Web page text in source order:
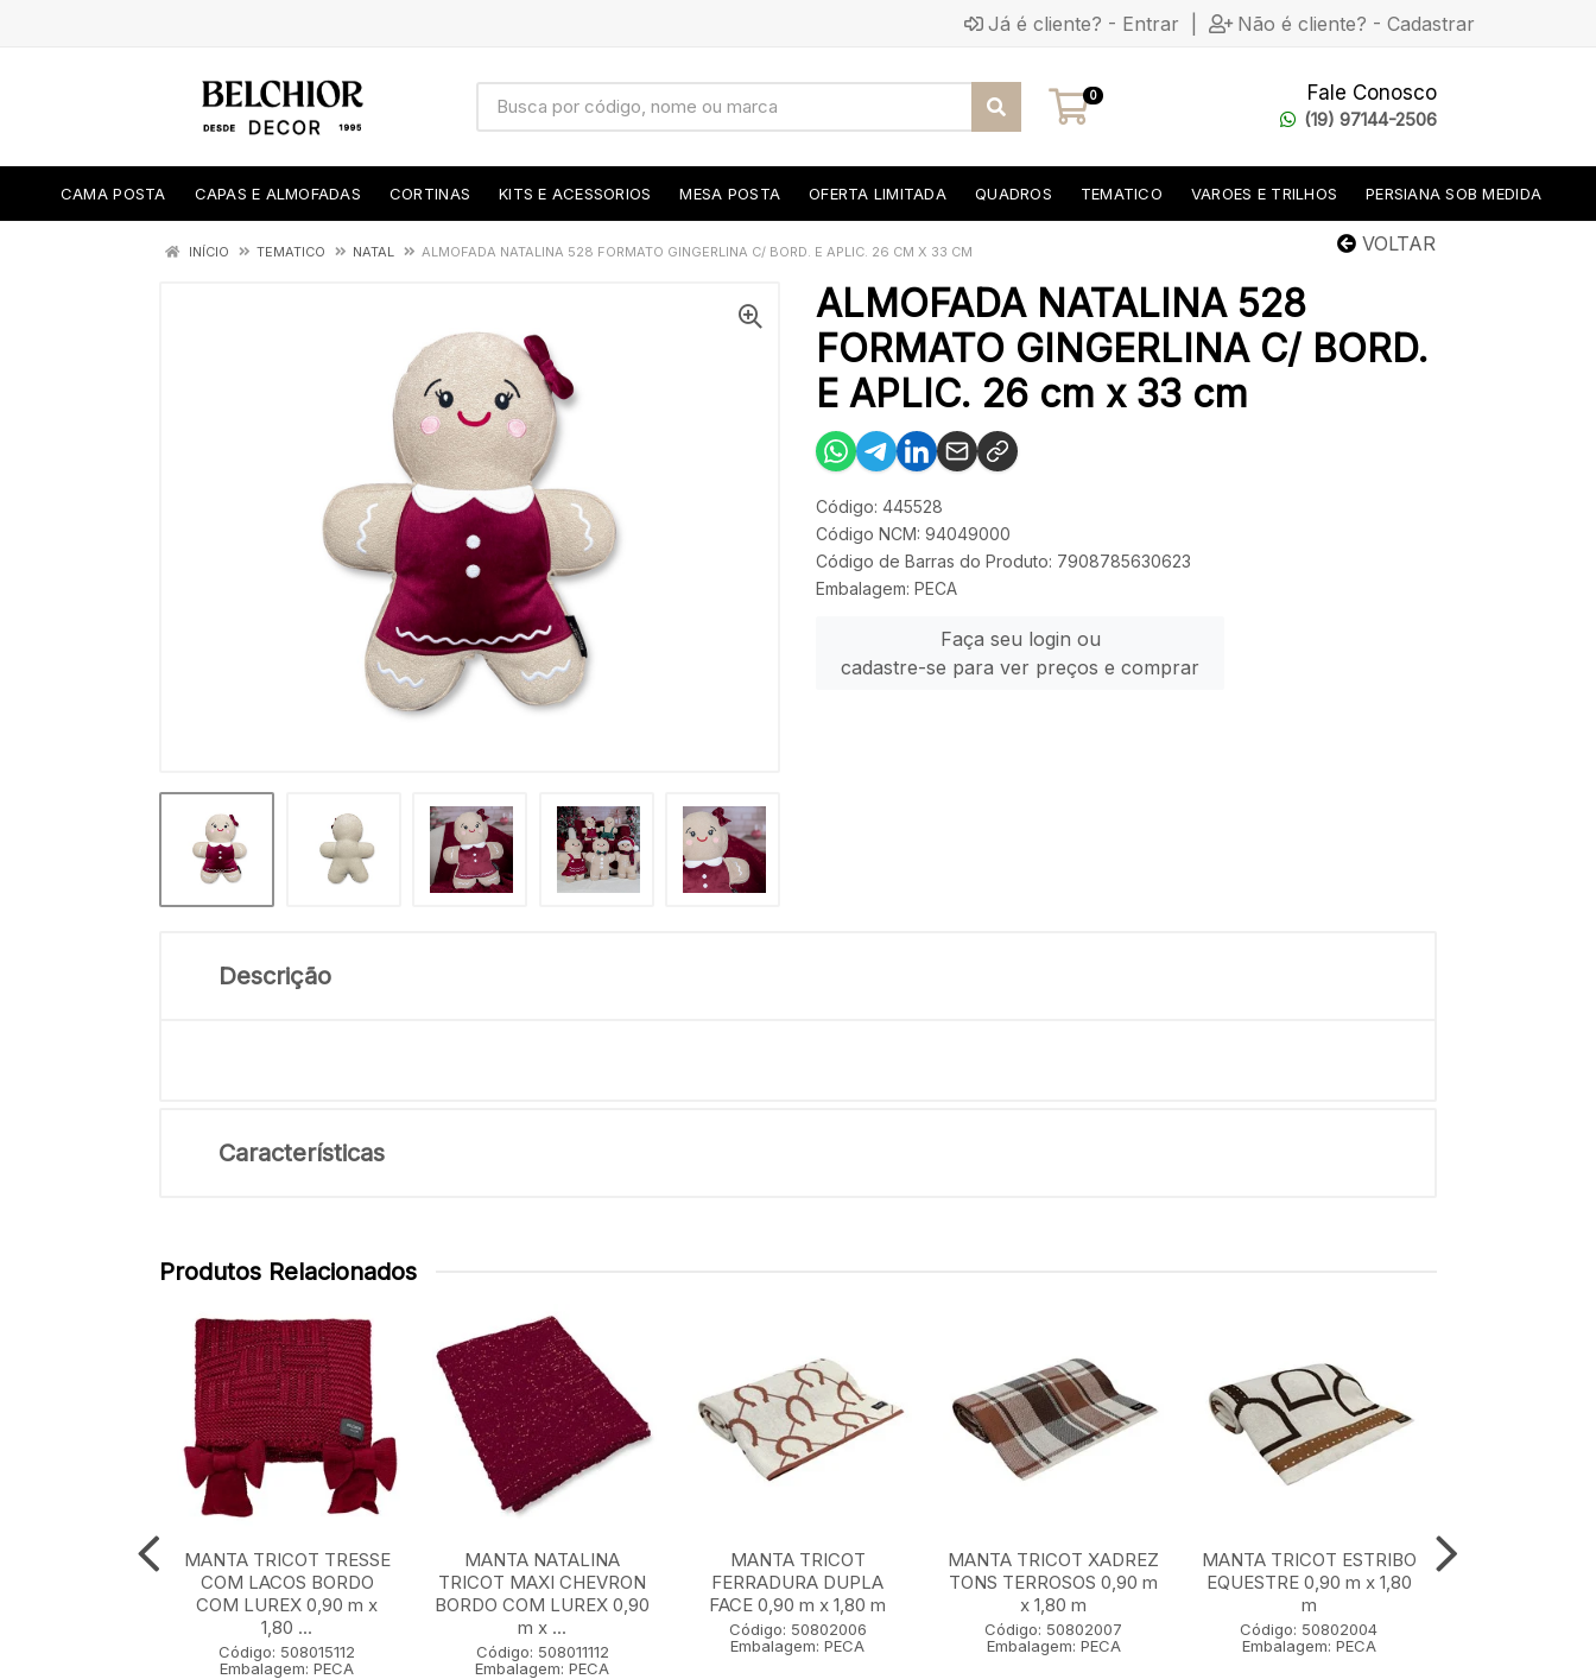
Já é cliente? - Entrar Não é cliente? - Cadastrar
0 Fale Conosco
(19) 97144-2506
CAMA POSTA CAPAS E ALMOFADAS CORTINAS KITS E ACESSORIOS MESA POSTA OFERTA LIMITADA QUADROS TEMATICO VAROES E TRILHOS PERSIANA SOB MEDIDA
VOLTAR
INÍCIO TEMATICO NATAL ALMOFADA NATALINA 528 FORMATO GINGERLINA C/ BORD. E APLIC. 26 CM X 33 CM
ALMOFADA NATALINA 528
FORMATO GINGERLINA C/ BORD.
E APLIC. 26 cm x 33 cm
Código: 445528
Código NCM: 94049000
Código de Barras do Produto: 7908785630623
Embalagem: PECA
Faça seu login ou
cadastre-se para ver preços e comprar
Descrição
Características
Produtos Relacionados
MANTA TRICOT TRESSE
COM LACOS BORDO
COM LUREX 0,90 m x
1,80 ...
Código: 508015112
Embalagem: PECA
MANTA NATALINA
TRICOT MAXI CHEVRON
BORDO COM LUREX 0,90
m x ...
Código: 508011112
Embalagem: PECA
MANTA TRICOT
FERRADURA DUPLA
FACE 0,90 m x 1,80 m
Código: 50802006
Embalagem: PECA
MANTA TRICOT XADREZ
TONS TERROSOS 0,90 m
x 1,80 m
Código: 50802007
Embalagem: PECA
MANTA TRICOT ESTRIBO
EQUESTRE 0,90 m x 1,80
m
Código: 50802004
Embalagem: PECA